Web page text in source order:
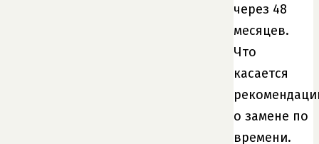
через 48
месяцев.
Что
касается
о замене по
времени.